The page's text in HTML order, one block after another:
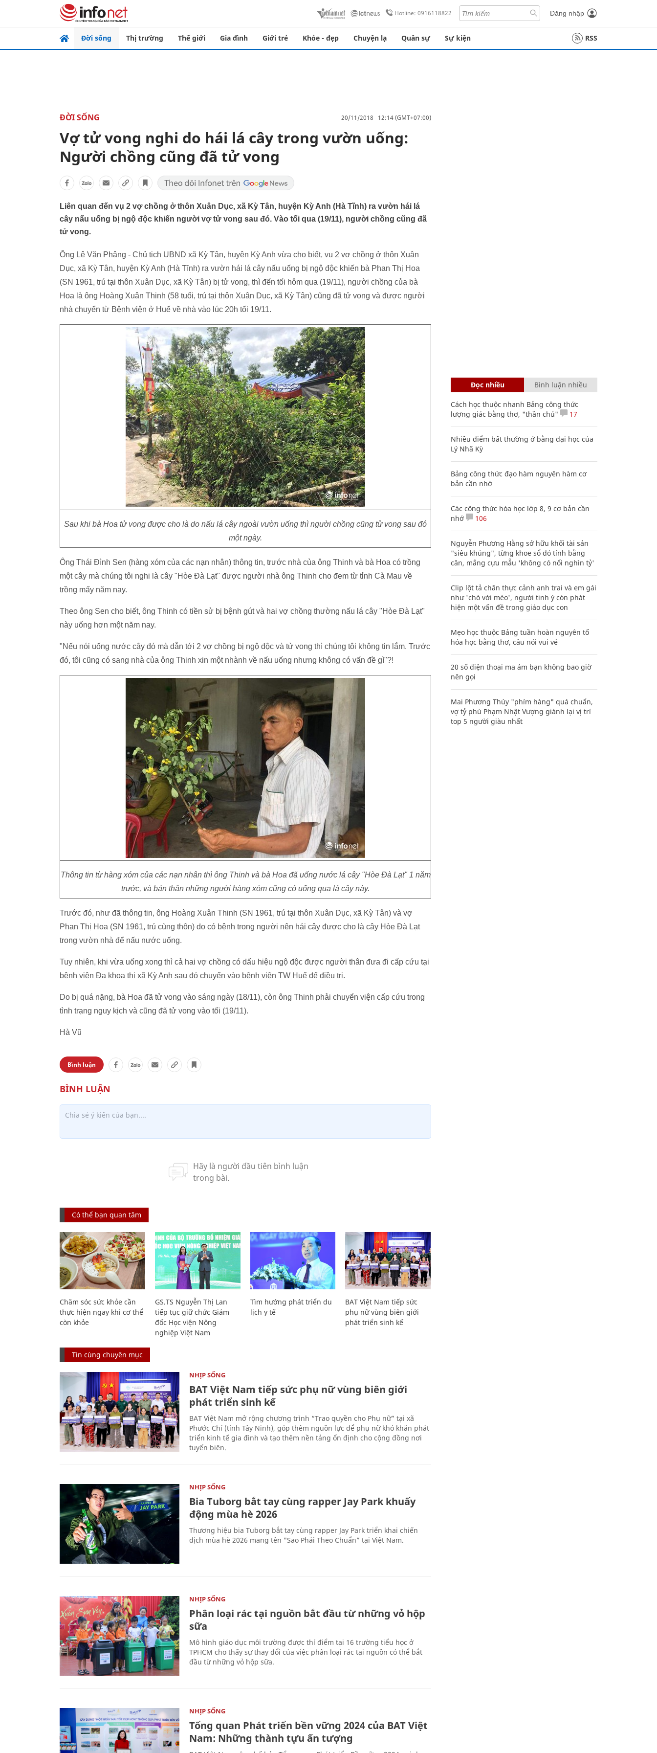
Hotline: 0916118822 Đăng nhập
Đời sống Thị trường Thế giới Gia đình Giới trẻ Khỏe - đẹp Chuyện lạ Quân sự Sự kiện RSS
ĐỜI SỐNG 20/11/2018 12:14 (GMT+07:00)
Vợ tử vong nghi do hái lá cây trong vườn uống:
Người chồng cũng đã tử vong
Liên quan đến vụ 2 vợ chồng ở thôn Xuân Dục, xã Kỳ Tân, huyện Kỳ Anh (Hà Tĩnh) ra vườn hái lá
cây nấu uống bị ngộ độc khiến người vợ tử vong sau đó. Vào tối qua (19/11), người chồng cũng đã
tử vong.
Ông Lê Văn Phâng - Chủ tịch UBND xã Kỳ Tân, huyện Kỳ Anh vừa cho biết, vụ 2 vợ chồng ở thôn Xuân
Dục, xã Kỳ Tân, huyện Kỳ Anh (Hà Tĩnh) ra vườn hái lá cây nấu uống bị ngộ độc khiến bà Phan Thị Hoa
(SN 1961, trú tại thôn Xuân Dục, xã Kỳ Tân) bị tử vong, thì đến tối hôm qua (19/11), người chồng của bà
Hoa là ông Hoàng Xuân Thinh (58 tuổi, trú tại thôn Xuân Dục, xã Kỳ Tân) cũng đã tử vong và được người
nhà chuyển từ Bệnh viện ở Huế về nhà vào lúc 20h tối 19/11.
Sau khi bà Hoa tử vong được cho là do nấu lá cây ngoài vườn uống thì người chồng cũng tử vong sau đó
một ngày.
Ông Thái Đình Sen (hàng xóm của các nạn nhân) thông tin, trước nhà của ông Thinh và bà Hoa có trồng
một cây mà chúng tôi nghi là cây "Hòe Đà Lạt" được người nhà ông Thinh cho đem từ tỉnh Cà Mau về
trồng mấy năm nay.
Theo ông Sen cho biết, ông Thinh có tiền sử bị bệnh gút và hai vợ chồng thường nấu lá cây "Hòe Đà Lạt"
này uống hơn một năm nay.
"Nếu nói uống nước cây đó mà dẫn tới 2 vợ chồng bị ngộ độc và tử vong thì chúng tôi không tin lắm. Trước
đó, tôi cũng có sang nhà của ông Thinh xin một nhành về nấu uống nhưng không có vấn đề gì"?!
Thông tin từ hàng xóm của các nạn nhân thì ông Thinh và bà Hoa đã uống nước lá cây "Hòe Đà Lạt" 1 năm
trước, và bản thân những người hàng xóm cũng có uống qua lá cây này.
Trước đó, như đã thông tin, ông Hoàng Xuân Thinh (SN 1961, trú tại thôn Xuân Dục, xã Kỳ Tân) và vợ
Phan Thị Hoa (SN 1961, trú cùng thôn) do có bệnh trong người nên hái cây được cho là cây Hòe Đà Lạt
trong vườn nhà để nấu nước uống.
Tuy nhiên, khi vừa uống xong thì cả hai vợ chồng có dấu hiệu ngộ độc được người thân đưa đi cấp cứu tại
bệnh viện Đa khoa thị xã Kỳ Anh sau đó chuyển vào bệnh viện TW Huế để điều trị.
Do bị quá nặng, bà Hoa đã tử vong vào sáng ngày (18/11), còn ông Thinh phải chuyển viện cấp cứu trong
tình trạng nguy kịch và cũng đã tử vong vào tối (19/11).
Hà Vũ
Bình luận
Có thể bạn quan tâm
Chăm sóc sức khỏe cần
thực hiện ngay khi cơ thể
còn khỏe
GS.TS Nguyễn Thị Lan
tiếp tục giữ chức Giám
đốc Học viện Nông
nghiệp Việt Nam
Tìm hướng phát triển du
lịch y tế
BAT Việt Nam tiếp sức
phụ nữ vùng biên giới
phát triển sinh kế
Tin cùng chuyên mục
NHỊP SỐNG
BAT Việt Nam tiếp sức phụ nữ vùng biên giới
phát triển sinh kế
BAT Việt Nam mở rộng chương trình “Trao quyền cho Phụ nữ” tại xã
Phước Chỉ (tỉnh Tây Ninh), góp thêm nguồn lực để phụ nữ khó khăn phát
triển kinh tế gia đình và tạo thêm nền tảng ổn định cho cộng đồng nơi
tuyến biên.
NHỊP SỐNG
Bia Tuborg bắt tay cùng rapper Jay Park khuấy
động mùa hè 2026
Thương hiệu bia Tuborg bắt tay cùng rapper Jay Park triển khai chiến
dịch mùa hè 2026 mang tên "Sao Phải Theo Chuẩn” tại Việt Nam.
NHỊP SỐNG
Phân loại rác tại nguồn bắt đầu từ những vỏ hộp
sữa
Mô hình giáo dục môi trường được thí điểm tại 16 trường tiểu học ở
TPHCM cho thấy sự thay đổi của việc phân loại rác tại nguồn có thể bắt
đầu từ những vỏ hộp sữa.
NHỊP SỐNG
Tổng quan Phát triển bền vững 2024 của BAT Việt
Nam: Những thành tựu ấn tượng
Đọc nhiều Bình luận nhiều
Cách học thuộc nhanh Bảng công thức
lượng giác bằng thơ, "thần chú"
17
Nhiều điểm bất thường ở bằng đại học của
Lý Nhã Kỳ
Bảng công thức đạo hàm nguyên hàm cơ
bản cần nhớ
Các công thức hóa học lớp 8, 9 cơ bản cần
nhớ
106
Nguyễn Phương Hằng sở hữu khối tài sản
"siêu khủng", từng khoe sổ đỏ tính bằng
cân, mắng cựu mẫu 'không có nổi nghìn tỷ'
Clip lột tả chân thực cảnh anh trai và em gái
như 'chó với mèo', người tinh ý còn phát
hiện một vấn đề trong giáo dục con
Mẹo học thuộc Bảng tuần hoàn nguyên tố
hóa học bằng thơ, câu nói vui vẻ
20 số điện thoại ma ám bạn không bao giờ
nên gọi
Mai Phương Thúy "phím hàng" quá chuẩn,
vợ tỷ phú Phạm Nhật Vượng giành lại vị trí
top 5 người giàu nhất